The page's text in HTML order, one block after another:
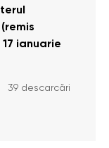
ianuarie
39 descarcări